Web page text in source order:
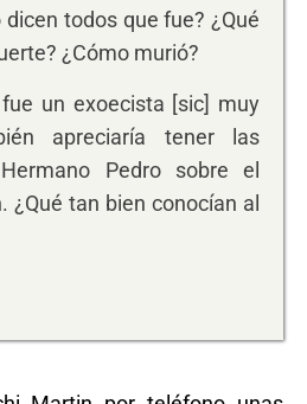
todos que fue? ¿Qué
¿Cómo murió?
un exoecista [sic] muy
apreciaría tener las
Pedro sobre el
¿Qué tan bien conocían al